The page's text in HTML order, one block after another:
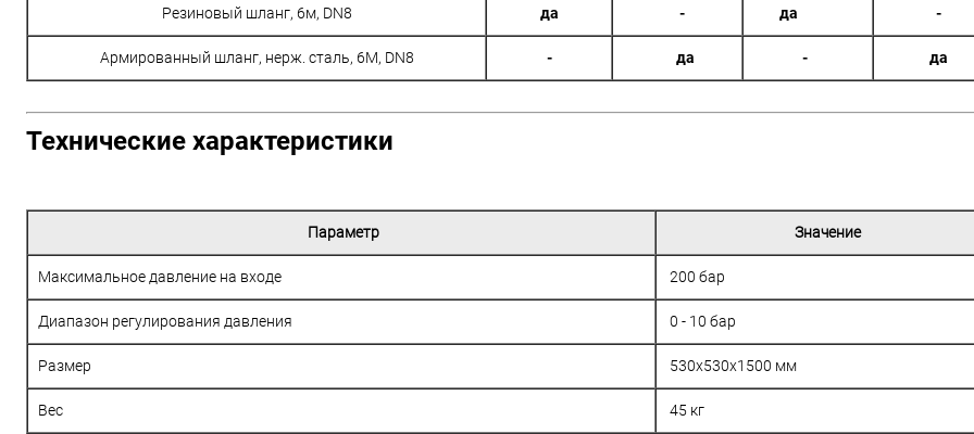
Резиновый шланг, 6м, DN8 да - да -
Армированный шланг, нерж. сталь, 6М, DN8 - да - да
Технические характеристики
Параметр Значение
Максимальное давление на входе 200 бар
Диапазон регулирования давления 0 - 10 бар
Размер 530х530х1500 мм
Вес 45 кг